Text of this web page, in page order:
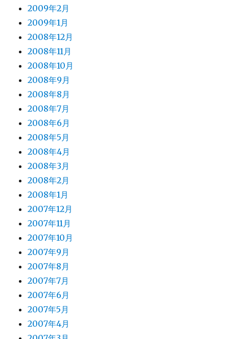
2009年2月
2009年1月
2008年12月
2008年11月
2008年10月
2008年9月
2008年8月
2008年7月
2008年6月
2008年5月
2008年4月
2008年3月
2008年2月
2008年1月
2007年12月
2007年11月
2007年10月
2007年9月
2007年8月
2007年7月
2007年6月
2007年5月
2007年4月